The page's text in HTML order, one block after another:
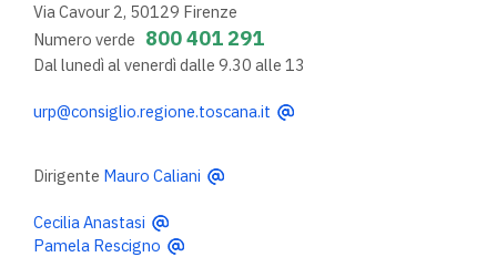
Via Cavour 2, 50129 Firenze
Numero verde 800 401 291
Dal lunedì al venerdì dalle 9.30 alle 13
urp@consiglio.regione.toscana.it
Dirigente Mauro Caliani
Cecilia Anastasi
Pamela Rescigno